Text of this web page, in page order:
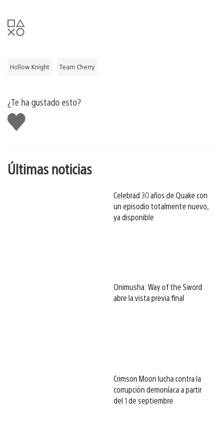
Hollow Knight Team Cherry
¿Te ha gustado esto?
Me
gusta
Últimas noticias
Celebrad 30 años de Quake con
un episodio totalmente nuevo,
ya disponible
Onimusha: Way of the Sword
abre la vista previa final
Crimson Moon lucha contra la
corrupción demoníaca a partir
del 1 de septiembre